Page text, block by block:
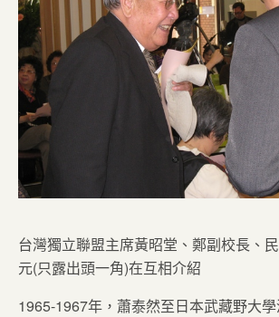
台灣獨立聯盟主席黃昭堂、鄭副校長、
元(只露出頭一角)在互相介紹
1965-1967年，蕭泰然至日本武藏野大